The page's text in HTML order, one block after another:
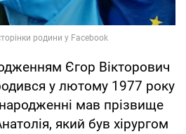
Єгор Вікторович
у лютому 1977 року
мав прізвище
який був хірургом